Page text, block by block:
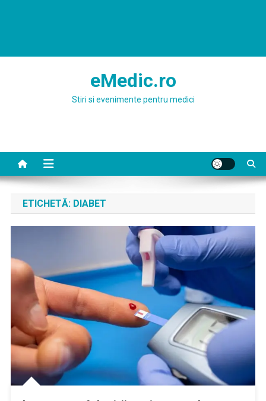
eMedic.ro
Stiri si evenimente pentru medici
ETICHETĂ: DIABET